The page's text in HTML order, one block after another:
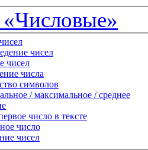
«Числовые»
чисел
чисел
числа
символов
/ максимальное / среднее
число в тексте
число
чисел